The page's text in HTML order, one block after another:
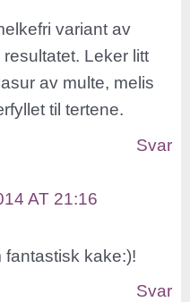
variant av
Leker litt
av multe, melis
til tertene.
Svar
AT 21:16
kake:)!
Svar